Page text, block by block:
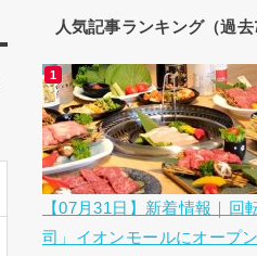
人気記事ランキング（過去
【07月31日】新着情報｜回
司」イオンモールにオープ